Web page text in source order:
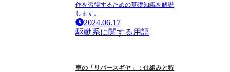
作を習得するための基礎知識を解説
します。
2024.06.17
駆動系に関する用語
車の「リバースギヤ」：仕組みと特